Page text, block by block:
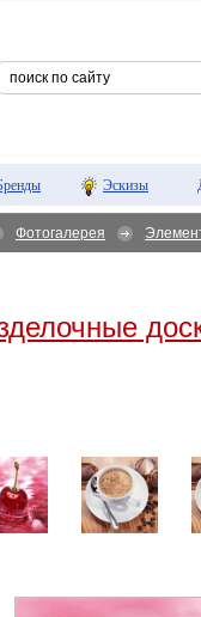
Эскизы
Фотогалерея